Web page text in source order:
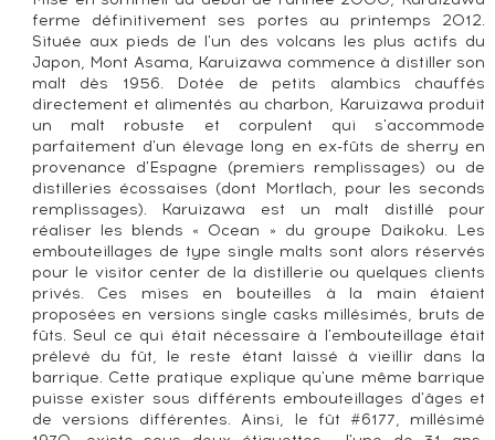
ferme définitivement ses portes au printemps 2012.
Située aux pieds de l'un des volcans les plus actifs du
Japon, Mont Asama, Karuizawa commence à distiller son
malt dès 1956. Dotée de petits alambics chauffés
directement et alimentés au charbon, Karuizawa produit
un malt robuste et corpulent qui s'accommode
parfaitement d'un élevage long en ex-fûts de sherry en
provenance d'Espagne (premiers remplissages) ou de
distilleries écossaises (dont Mortlach, pour les seconds
remplissages). Karuizawa est un malt distillé pour
réaliser les blends « Ocean » du groupe Daikoku. Les
embouteillages de type single malts sont alors réservés
pour le visitor center de la distillerie ou quelques clients
privés. Ces mises en bouteilles à la main étaient
proposées en versions single casks millésimés, bruts de
fûts. Seul ce qui était nécessaire à l'embouteillage était
prélevé du fût, le reste étant laissé à vieillir dans la
barrique. Cette pratique explique qu'une même barrique
puisse exister sous différents embouteillages d'âges et
de versions différentes. Ainsi, le fût #6177, millésimé